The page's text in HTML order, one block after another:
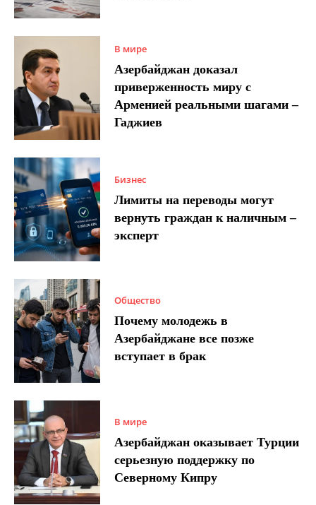
В мире
Азербайджан доказал
приверженность миру с
Арменией реальными шагами –
Гаджиев
Бизнес
Лимиты на переводы могут
вернуть граждан к наличным –
эксперт
Общество
Почему молодежь в
Азербайджане все позже
вступает в брак
В мире
Азербайджан оказывает Турции
серьезную поддержку по
Северному Кипру